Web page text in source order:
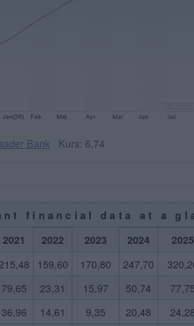
Bank Kurs: 6,74
financial data at a
2021 2022 2023 2024 2025
215,48 159,60 170,80 247,70
79,65 23,31 15,97 50,74 77,75
36,96 14,61 9,35 20,48 24,28